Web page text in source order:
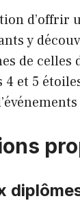
y
de
et 5